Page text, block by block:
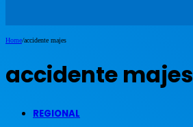
Home/accidente majes
accidente majes
REGIONAL